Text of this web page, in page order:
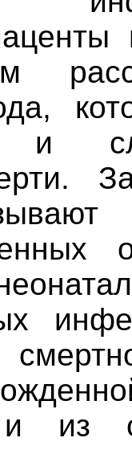
и
из